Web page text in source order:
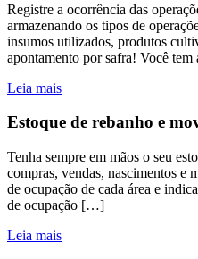
Registre a ocorrência das
armazenando os tipos de
insumos utilizados, produtos
apontamento por safra! Você
Leia mais
Estoque de rebanho e
Tenha sempre em mãos o seu
compras, vendas, nascimentos e
de ocupação de cada área e
de ocupação […]
Leia mais